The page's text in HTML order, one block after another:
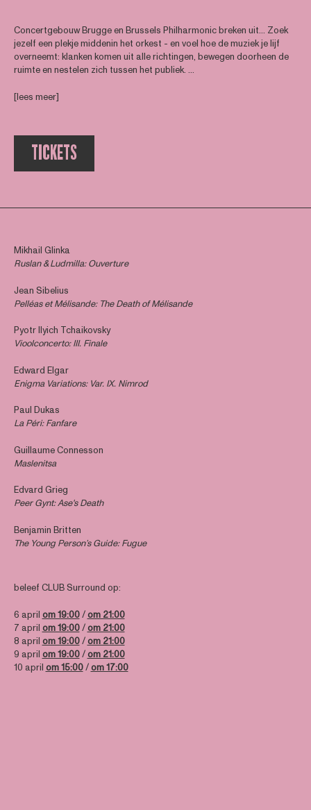
Concertgebouw Brugge en Brussels Philharmonic breken uit... Zoek
jezelf een plekje middenin het orkest - en voel hoe de muziek je lijf
overneemt: klanken komen uit alle richtingen, bewegen doorheen de
ruimte en nestelen zich tussen het publiek. ...
[lees meer]
TICKETS
Mikhail Glinka
Ruslan & Ludmilla: Ouverture
Jean Sibelius
Pelléas et Mélisande: The Death of Mélisande
Pyotr Ilyich Tchaikovsky
Vioolconcerto: III. Finale
Edward Elgar
Enigma Variations: Var. IX. Nimrod
Paul Dukas
La Péri: Fanfare
Guillaume Connesson
Maslenitsa
Edvard Grieg
Peer Gynt: Ase's Death
Benjamin Britten
The Young Person’s Guide: Fugue
beleef CLUB Surround op:
6 april om 19:00/om 21:00
7 april om 19:00/om 21:00
8 april om 19:00/om 21:00
9 april om 19:00/om 21:00
10 april om 15:00/om 17:00